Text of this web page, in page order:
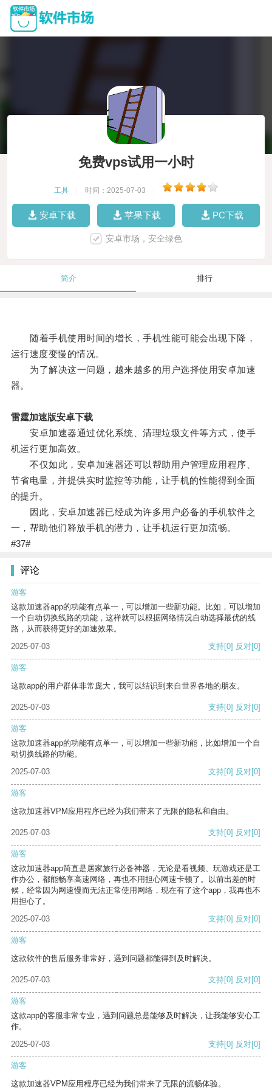
免费vps试用一小时
工具 时间：2025-07-03
安卓下载 苹果下载 PC下载
安卓市场，安全绿色
简介 排行
随着手机使用时间的增长，手机性能可能会出现下降，
运行速度变慢的情况。
为了解决这一问题，越来越多的用户选择使用安卓加速
器。
雷霆加速版安卓下载
安卓加速器通过优化系统、清理垃圾文件等方式，使手
机运行更加高效。
不仅如此，安卓加速器还可以帮助用户管理应用程序、
节省电量，并提供实时监控等功能，让手机的性能得到全面
的提升。
因此，安卓加速器已经成为许多用户必备的手机软件之
一，帮助他们释放手机的潜力，让手机运行更加流畅。
#37#
评论
游客
这款加速器app的功能有点单一，可以增加一些新功能。比如，可以增加
一个自动切换线路的功能，这样就可以根据网络情况自动选择最优的线
路，从而获得更好的加速效果。
2025-07-03
支持[0] 反对[0]
游客
这款app的用户群体非常庞大，我可以结识到来自世界各地的朋友。
2025-07-03 支持[0] 反对[0]
游客
这款加速器app的功能有点单一，可以增加一些新功能，比如增加一个自
动切换线路的功能。
2025-07-03
支持[0] 反对[0]
游客
这款加速器VPM应用程序已经为我们带来了无限的隐私和自由。
2025-07-03 支持[0] 反对[0]
游客
这款加速器app简直是居家旅行必备神器，无论是看视频、玩游戏还是工
作办公，都能畅享高速网络，再也不用担心网速卡顿了。以前出差的时
候，经常因为网速慢而无法正常使用网络，现在有了这个app，我再也不
用担心了。
2025-07-03
支持[0] 反对[0]
游客
这款软件的售后服务非常好，遇到问题都能得到及时解决。
2025-07-03 支持[0] 反对[0]
游客
这款app的客服非常专业，遇到问题总是能够及时解决，让我能够安心工
作。
2025-07-03
支持[0] 反对[0]
游客
这款加速器VPM应用程序已经为我们带来了无限的流畅体验。